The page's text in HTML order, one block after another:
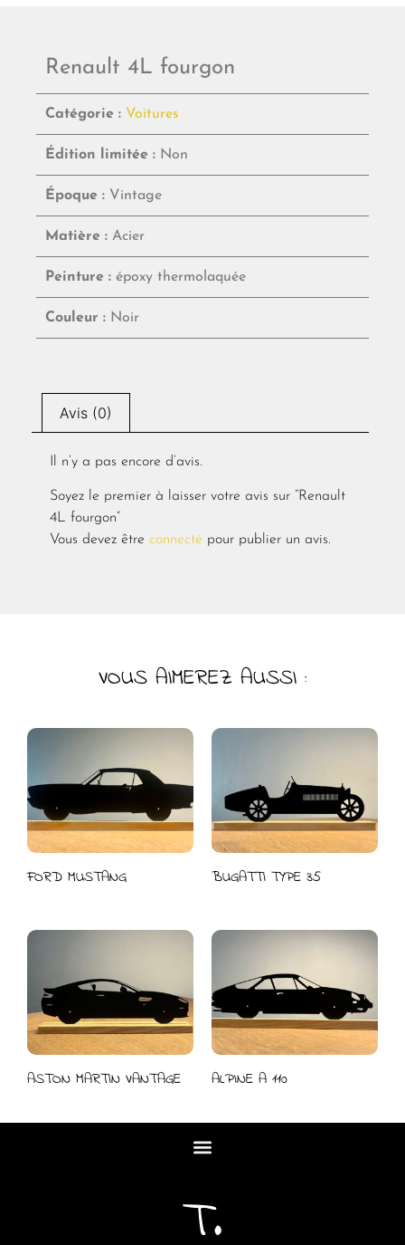
Renault 4L fourgon
Catégorie : Voitures
Édition limitée : Non
Époque : Vintage
Matière : Acier
Peinture : époxy thermolaquée
Couleur : Noir
Avis (0)
Il n’y a pas encore d’avis.
Soyez le premier à laisser votre avis sur “Renault
4L fourgon”
Vous devez être connecté pour publier un avis.
VOUS AIMEREZ AUSSI :
FORD MUSTANG BUGATTI TYPE 35
ASTON MARTIN VANTAGE ALPINE A 110
T.